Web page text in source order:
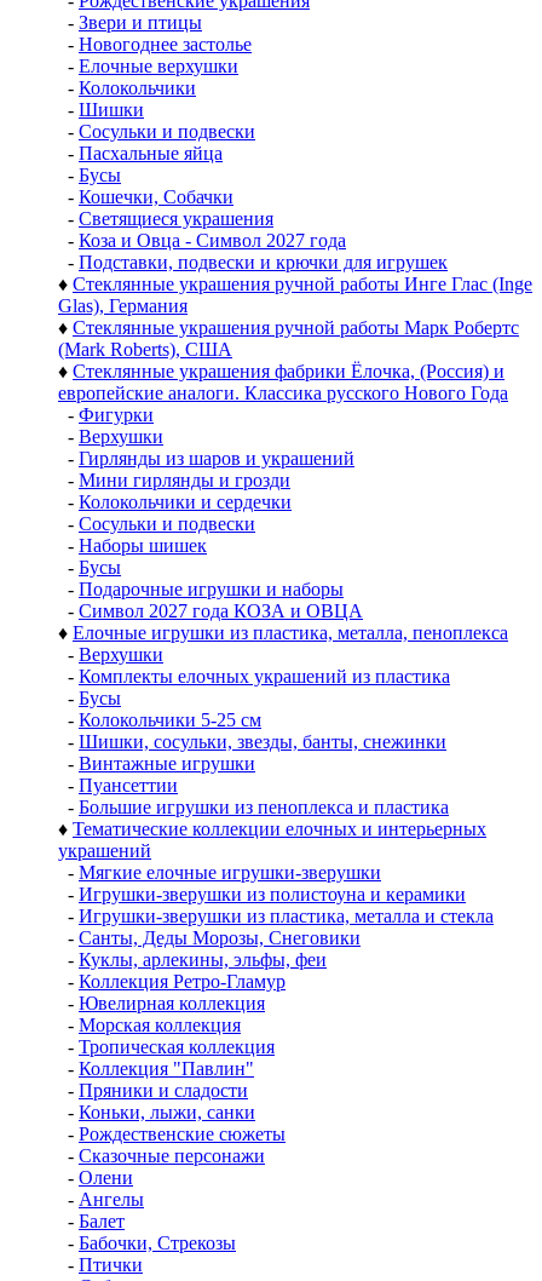
- Звери и птицы
- Новогоднее застолье
- Елочные верхушки
- Колокольчики
- Шишки
- Сосульки и подвески
- Пасхальные яйца
- Бусы
- Кошечки, Собачки
- Светящиеся украшения
- Коза и Овца - Символ 2027 года
- Подставки, подвески и крючки для игрушек
♦ Стеклянные украшения ручной работы Инге Глас (Inge
Glas), Германия
♦ Стеклянные украшения ручной работы Марк Робертс
(Mark Roberts), США
♦ Стеклянные украшения фабрики Ёлочка, (Россия) и
европейские аналоги. Классика русского Нового Года
- Фигурки
- Верхушки
- Гирлянды из шаров и украшений
- Мини гирлянды и грозди
- Колокольчики и сердечки
- Сосульки и подвески
- Наборы шишек
- Бусы
- Подарочные игрушки и наборы
- Символ 2027 года КОЗА и ОВЦА
♦ Елочные игрушки из пластика, металла, пеноплекса
- Верхушки
- Комплекты елочных украшений из пластика
- Бусы
- Колокольчики 5-25 см
- Шишки, сосульки, звезды, банты, снежинки
- Винтажные игрушки
- Пуансеттии
- Большие игрушки из пеноплекса и пластика
♦ Тематические коллекции елочных и интерьерных
украшений
- Мягкие елочные игрушки-зверушки
- Игрушки-зверушки из полистоуна и керамики
- Игрушки-зверушки из пластика, металла и стекла
- Санты, Деды Морозы, Снеговики
- Куклы, арлекины, эльфы, феи
- Коллекция Ретро-Гламур
- Ювелирная коллекция
- Морская коллекция
- Тропическая коллекция
- Коллекция "Павлин"
- Пряники и сладости
- Коньки, лыжи, санки
- Рождественские сюжеты
- Сказочные персонажи
- Олени
- Ангелы
- Балет
- Бабочки, Стрекозы
- Птички